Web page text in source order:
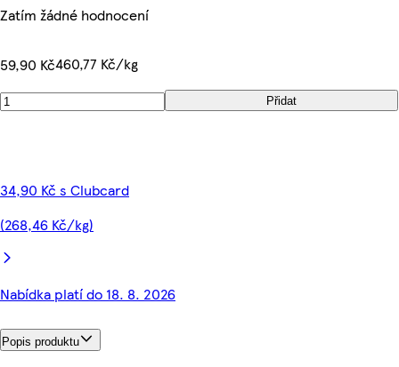
Zatím žádné hodnocení
59,90 Kč460,77 Kč/kg
Přidat
34,90 Kč s Clubcard
(268,46 Kč/kg)
Nabídka platí do 18. 8. 2026
Popis produktu